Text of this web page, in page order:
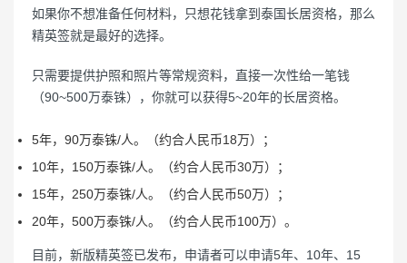
如果你不想准备任何材料，只想花钱拿到泰国长居资格，那么
精英签就是最好的选择。
只需要提供护照和照片等常规资料，直接一次性给一笔钱
（90~500万泰铢），你就可以获得5~20年的长居资格。
5年，90万泰铢/人。（约合人民币18万）；
10年，150万泰铢/人。（约合人民币30万）；
15年，250万泰铢/人。（约合人民币50万）；
20年，500万泰铢/人。（约合人民币100万）。
目前，新版精英签已发布，申请者可以申请5年、10年、15